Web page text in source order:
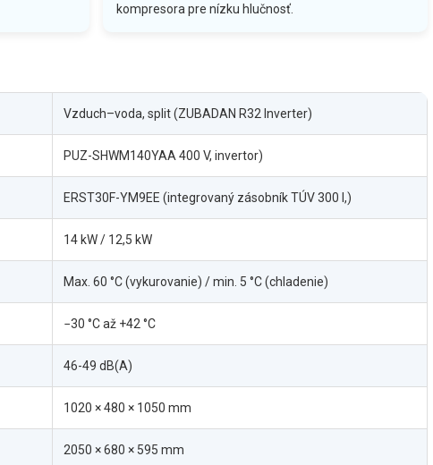
kompresora pre nízku hlučnosť.
Vzduch–voda, split (ZUBADAN R32 Inverter)
PUZ-SHWM140YAA 400 V, invertor)
ERST30F-YM9EE (integrovaný zásobník TÚV 300 l,)
14 kW / 12,5 kW
Max. 60 °C (vykurovanie) / min. 5 °C (chladenie)
−30 °C až +42 °C
46-49 dB(A)
1020 × 480 × 1050 mm
2050 × 680 × 595 mm